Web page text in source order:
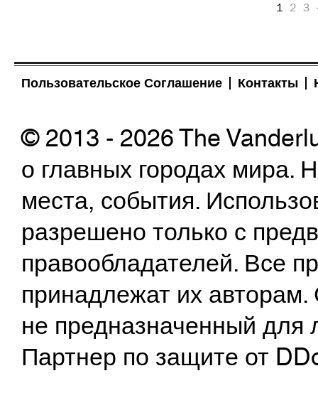
1 2 3
Пользовательское Соглашение Контакты
© 2013 - 2026 The
о главных городах
места, события.
разрешено только с
правообладателей. Все
принадлежат их
не предназначенный
Партнер по защите от